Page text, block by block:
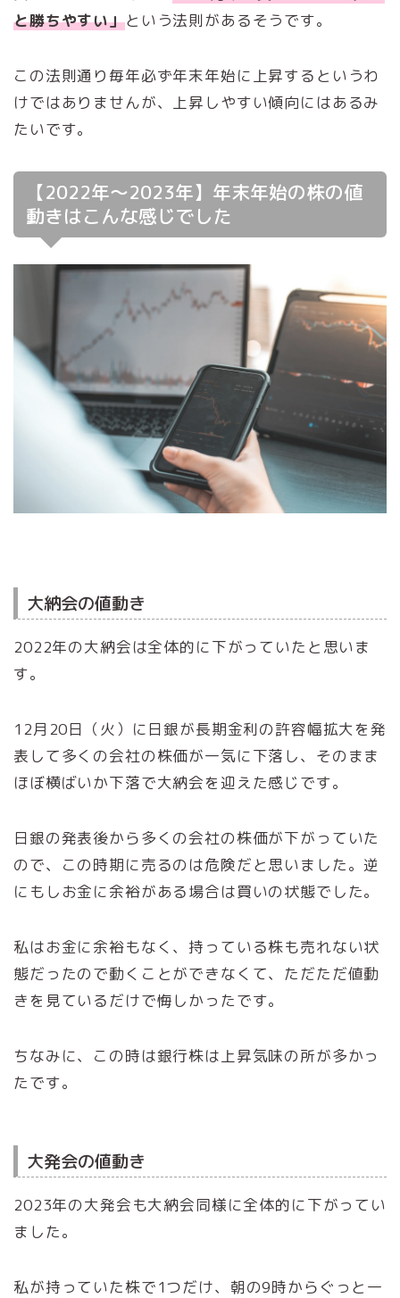
と勝ちやすい」という法則があるそうです。
この法則通り毎年必ず年末年始に上昇するというわ
けではありませんが、上昇しやすい傾向にはあるみ
たいです。
【2022年～2023年】年末年始の株の値
動きはこんな感じでした
大納会の値動き
2022年の大納会は全体的に下がっていたと思いま
す。
12月20日（火）に日銀が長期金利の許容幅拡大を発
表して多くの会社の株価が一気に下落し、そのまま
ほぼ横ばいか下落で大納会を迎えた感じです。
日銀の発表後から多くの会社の株価が下がっていた
ので、この時期に売るのは危険だと思いました。逆
にもしお金に余裕がある場合は買いの状態でした。
私はお金に余裕もなく、持っている株も売れない状
態だったので動くことができなくて、ただただ値動
きを見ているだけで悔しかったです。
ちなみに、この時は銀行株は上昇気味の所が多かっ
たです。
大発会の値動き
2023年の大発会も大納会同様に全体的に下がってい
ました。
私が持っていた株で1つだけ、朝の9時からぐっと一